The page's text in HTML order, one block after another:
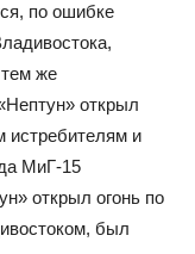
по ошибке
же
открыл
истребителям и
МиГ-15
открыл огонь по
был